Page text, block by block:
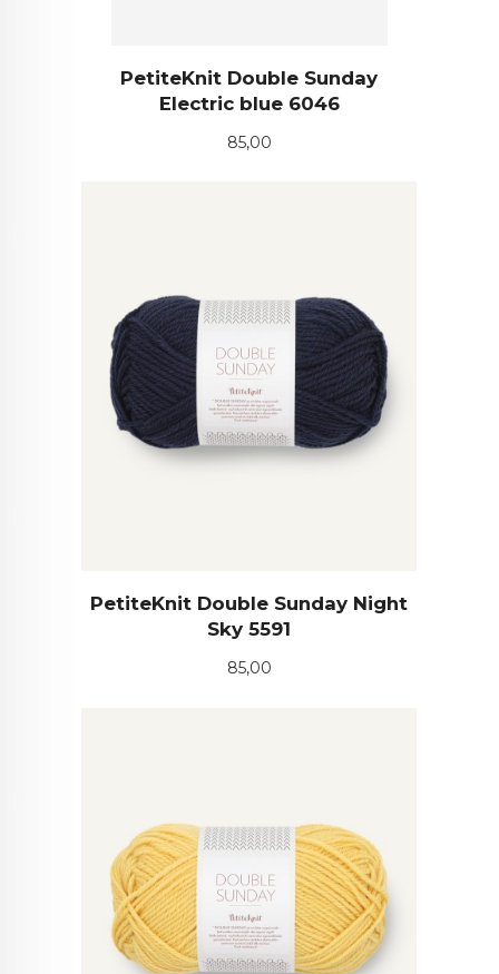
PetiteKnit Double Sunday
Electric blue 6046
Pris
85,00
PetiteKnit Double Sunday Night
Sky 5591
Pris
85,00